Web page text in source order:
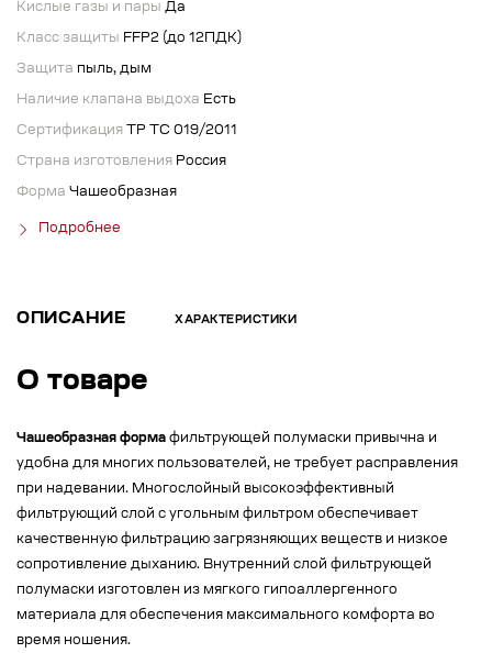
Кислые газы и пары Да
Класс защиты FFP2 (до 12ПДК)
Защита пыль, дым
Наличие клапана выдоха Есть
Сертификация ТР ТС 019/2011
Страна изготовления Россия
Форма Чашеобразная
Подробнее
ОПИСАНИЕ ХАРАКТЕРИСТИКИ
О товаре
Чашеобразная форма фильтрующей полумаски привычна и
удобна для многих пользователей, не требует расправления
при надевании. Многослойный высокоэффективный
фильтрующий слой с угольным фильтром обеспечивает
качественную фильтрацию загрязняющих веществ и низкое
сопротивление дыханию. Внутренний слой фильтрующей
полумаски изготовлен из мягкого гипоаллергенного
материала для обеспечения максимального комфорта во
время ношения.